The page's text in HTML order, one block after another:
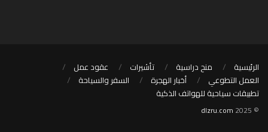
الرئيسية منح دراسية تأشيرات
عقود عمل
العمل التطوعي
أخبار الهجرة
السفر والسياحة
تطبيقات سياحية للهواتف الذكية
© 2025
dlzru.com